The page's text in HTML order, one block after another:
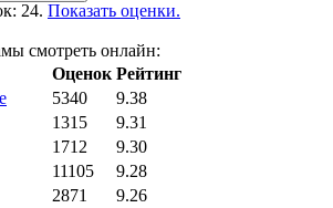
24. Показать оценки.
смотреть онлайн:
Оценок Рейтинг
5340
9.38
1315
9.31
1712
9.30
11105
9.28
2871
9.26